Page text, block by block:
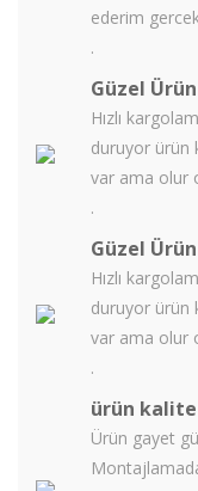
ederim
.
Güzel Ürün
Hızlı
duruyor ürün
var ama olur
.
Güzel Ürün
Hızlı
duruyor ürün
var ama olur
.
ürün
Ürün gayet